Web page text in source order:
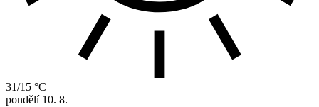
31/15 °C
pondělí 10. 8.